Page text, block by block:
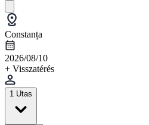
Constanța
2026/08/10
+ Visszatérés
1 Utas